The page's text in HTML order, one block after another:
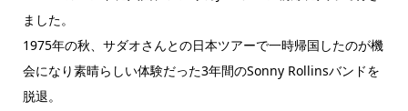
ました。
1975年の秋、サダオさんとの日本ツアーで一時帰国したのが機
会になり素晴らしい体験だった3年間のSonny Rollinsバンドを
脱退。